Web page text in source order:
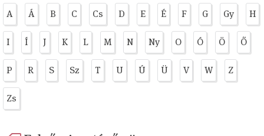
A Á B C Cs D E É F G Gy H
I Í J K L M N Ny O Ó Ö Ő
P R S Sz T U Ú Ü V W Z
Zs